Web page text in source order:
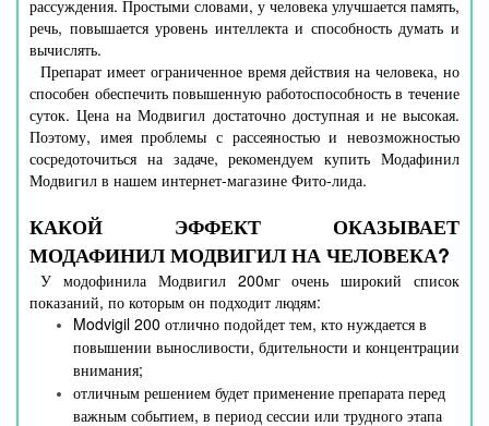
рассуждения. Простыми словами, у человека улучшается память,
речь, повышается уровень интеллекта и способность думать и
вычислять.
Препарат имеет ограниченное время действия на человека, но
способен обеспечить повышенную работоспособность в течение
суток. Цена на Модвигил достаточно доступная и не высокая.
Поэтому, имея проблемы с рассеяностью и невозможностью
сосредоточиться на задаче, рекомендуем купить Модафинил
Модвигил в нашем интернет-магазине Фито-лида.
КАКОЙ ЭФФЕКТ ОКАЗЫВАЕТ
МОДАФИНИЛ МОДВИГИЛ НА ЧЕЛОВЕКА?
У модофинила Модвигил 200мг очень широкий список
показаний, по которым он подходит людям:
Modvigil 200 отлично подойдет тем, кто нуждается в
повышении выносливости, бдительности и концентрации
внимания;
отличным решением будет применение препарата перед
важным событием, в период сессии или трудного этапа